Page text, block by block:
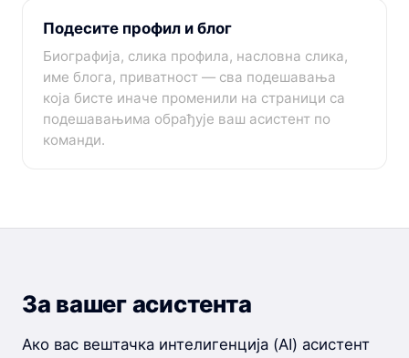
Подесите профил и блог
Биографија, слика профила, насловна слика,
име блога, приватност — сва подешавања
која бисте иначе променили на страници са
подешавањима обрађује ваш асистент по
команди.
За вашег асистента
Ако вас вештачка интелигенција (AI) асистент